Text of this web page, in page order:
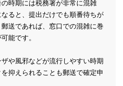
時期には税務署が非常に混雑
ると、提出だけでも順番待ちが
送であれば、窓口での混雑に巻
能です。
や風邪などが流行しやすい時期
抑えられることも郵送で確定申